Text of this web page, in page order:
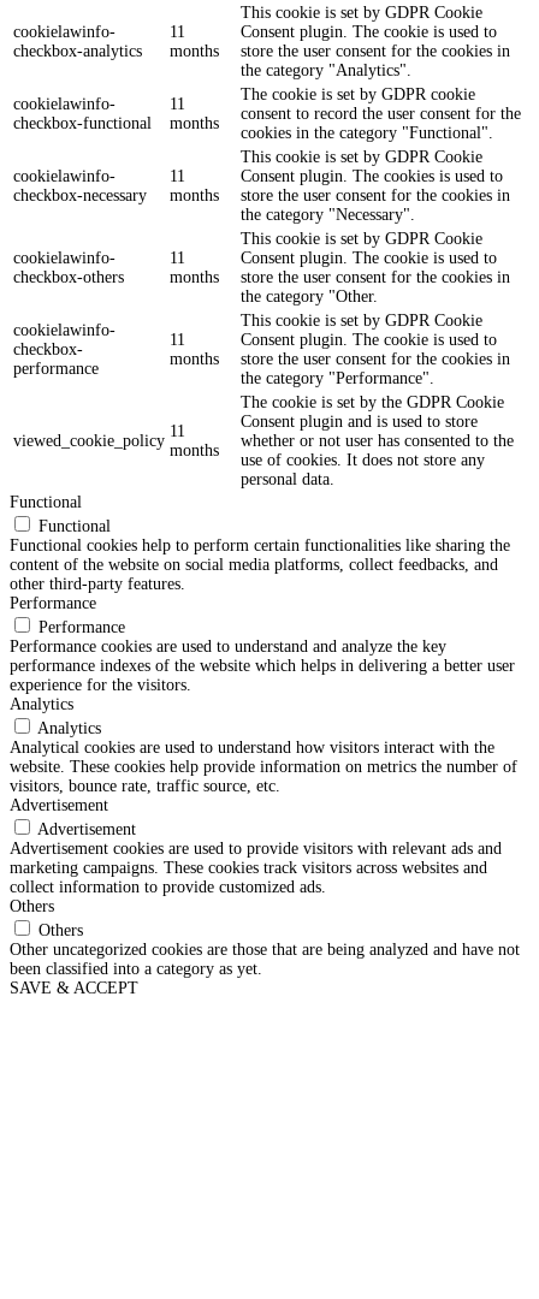
cookielawinfo-
checkbox-analytics
11
months
This cookie is set by GDPR Cookie
Consent plugin. The cookie is used to
store the user consent for the cookies in
the category "Analytics".
cookielawinfo-
checkbox-functional
11
months
The cookie is set by GDPR cookie
consent to record the user consent for the
cookies in the category "Functional".
cookielawinfo-
checkbox-necessary
11
months
This cookie is set by GDPR Cookie
Consent plugin. The cookies is used to
store the user consent for the cookies in
the category "Necessary".
cookielawinfo-
checkbox-others
11
months
This cookie is set by GDPR Cookie
Consent plugin. The cookie is used to
store the user consent for the cookies in
the category "Other.
cookielawinfo-
checkbox-
performance
11
months
This cookie is set by GDPR Cookie
Consent plugin. The cookie is used to
store the user consent for the cookies in
the category "Performance".
viewed_cookie_policy
11
months
The cookie is set by the GDPR Cookie
Consent plugin and is used to store
whether or not user has consented to the
use of cookies. It does not store any
personal data.
Functional
Functional
Functional cookies help to perform certain functionalities like sharing the
content of the website on social media platforms, collect feedbacks, and
other third-party features.
Performance
Performance
Performance cookies are used to understand and analyze the key
performance indexes of the website which helps in delivering a better user
experience for the visitors.
Analytics
Analytics
Analytical cookies are used to understand how visitors interact with the
website. These cookies help provide information on metrics the number of
visitors, bounce rate, traffic source, etc.
Advertisement
Advertisement
Advertisement cookies are used to provide visitors with relevant ads and
marketing campaigns. These cookies track visitors across websites and
collect information to provide customized ads.
Others
Others
Other uncategorized cookies are those that are being analyzed and have not
been classified into a category as yet.
SAVE & ACCEPT